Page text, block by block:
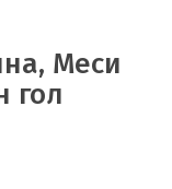
Меси
гол